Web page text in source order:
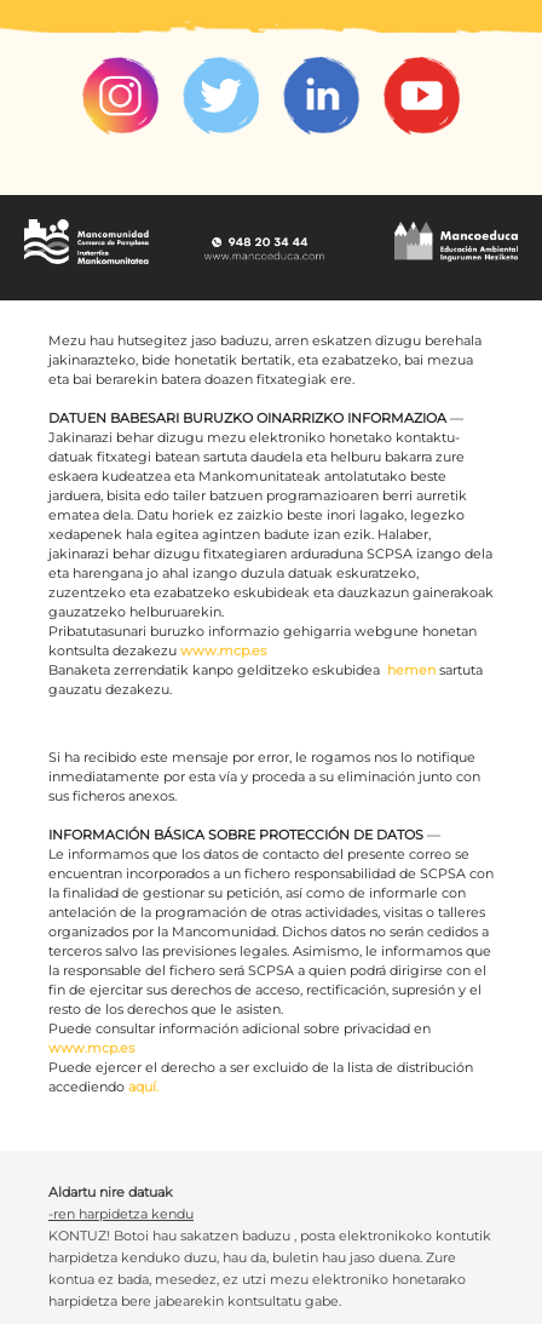
Mezu hau hutsegitez jaso baduzu, arren eskatzen dizugu berehala
jakinarazteko, bide honetatik bertatik, eta ezabatzeko, bai mezua
eta bai berarekin batera doazen fitxategiak ere.
DATUEN BABESARI BURUZKO OINARRIZKO INFORMAZIOA—
Jakinarazi behar dizugu mezu elektroniko honetako kontaktu-
datuak fitxategi batean sartuta daudela eta helburu bakarra zure
eskaera kudeatzea eta Mankomunitateak antolatutako beste
jarduera, bisita edo tailer batzuen programazioaren berri aurretik
ematea dela. Datu horiek ez zaizkio beste inori lagako, legezko
xedapenek hala egitea agintzen badute izan ezik. Halaber,
jakinarazi behar dizugu fitxategiaren arduraduna SCPSA izango dela
eta harengana jo ahal izango duzula datuak eskuratzeko,
zuzentzeko eta ezabatzeko eskubideak eta dauzkazun gainerakoak
gauzatzeko helburuarekin.
Pribatutasunari buruzko informazio gehigarria webgune honetan
kontsulta dezakezu www.mcp.es
Banaketa zerrendatik kanpo gelditzeko eskubidea hemen sartuta
gauzatu dezakezu.
Si ha recibido este mensaje por error, le rogamos nos lo notifique
inmediatamente por esta vía y proceda a su eliminación junto con
sus ficheros anexos.
INFORMACIÓN BÁSICA SOBRE PROTECCIÓN DE DATOS —
Le informamos que los datos de contacto del presente correo se
encuentran incorporados a un fichero responsabilidad de SCPSA con
la finalidad de gestionar su petición, así como de informarle con
antelación de la programación de otras actividades, visitas o talleres
organizados por la Mancomunidad. Dichos datos no serán cedidos a
terceros salvo las previsiones legales. Asimismo, le informamos que
la responsable del fichero será SCPSA a quien podrá dirigirse con el
fin de ejercitar sus derechos de acceso, rectificación, supresión y el
resto de los derechos que le asisten.
Puede consultar información adicional sobre privacidad en
www.mcp.es
Puede ejercer el derecho a ser excluido de la lista de distribución
accediendo aquí.
Aldartu nire datuak
-ren harpidetza kendu
KONTUZ! Botoi hau sakatzen baduzu , posta elektronikoko kontutik
harpidetza kenduko duzu, hau da, buletin hau jaso duena. Zure
kontua ez bada, mesedez, ez utzi mezu elektroniko honetarako
harpidetza bere jabearekin kontsultatu gabe.